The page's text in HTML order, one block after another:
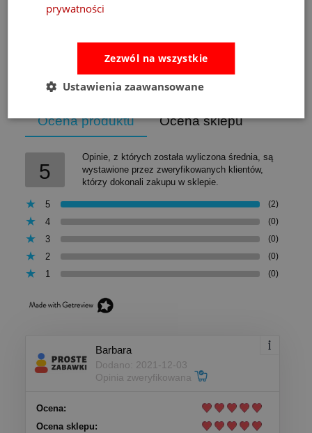
Opinie Pytania i odpowiedzi
Ocena produktu Ocena sklepu
5
Opinie, z których została wyliczona średnia, są
wystawione przez zweryfikowanych klientów,
którzy dokonali zakupu w sklepie.
5 (2)
4 (0)
3 (0)
2 (0)
1 (0)
Barbara
Dodano: 2021-12-03
Opinia zweryfikowana
Ocena:
Ocena sklepu:
prywatności
Zezwól na wszystkie
Ustawienia zaawansowane